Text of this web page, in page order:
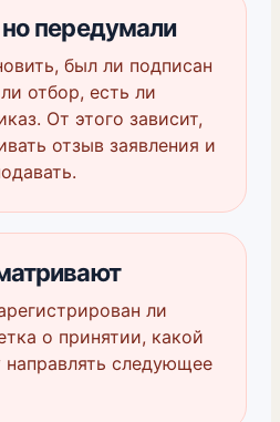
передумали
был ли подписан
отбор, есть ли
От этого зависит,
отзыв заявления и
ли
о принятии, какой
следующее